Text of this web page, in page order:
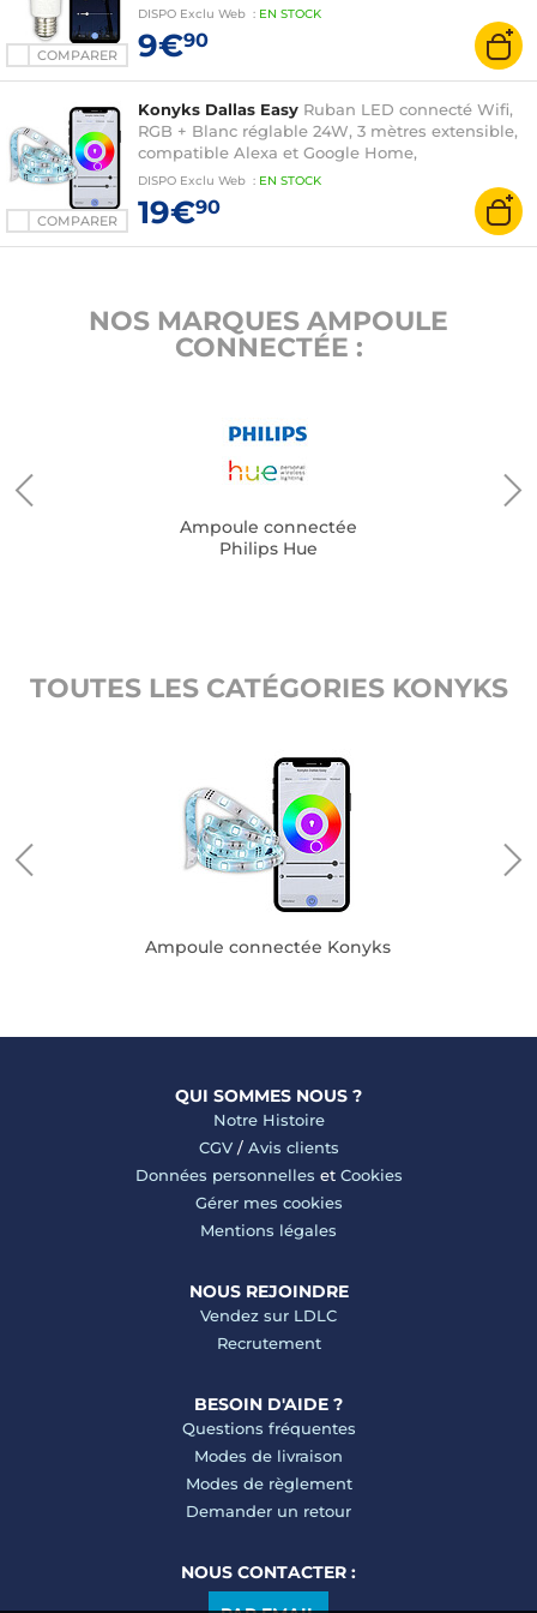
COMPARER
DISPO Exclu Web : EN STOCK
9€90
COMPARER
Konyks Dallas Easy Ruban LED connecté Wifi,
RGB + Blanc réglable 24W, 3 mètres extensible,
compatible Alexa et Google Home,
automatisations faciles
DISPO Exclu Web : EN STOCK
19€90
NOS MARQUES AMPOULE
CONNECTÉE :
Ampoule connectée
Philips Hue
TOUTES LES CATÉGORIES KONYKS
Ampoule connectée Konyks
QUI SOMMES NOUS ?
Notre Histoire
CGV/ Avis clients
Données personnelles et Cookies
Gérer mes cookies
Mentions légales
NOUS REJOINDRE
Vendez sur LDLC
Recrutement
BESOIN D'AIDE ?
Questions fréquentes
Modes de livraison
Modes de règlement
Demander un retour
NOUS CONTACTER :